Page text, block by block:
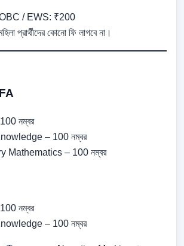
/ EWS: ₹200
প্রার্থীদের কোনো ফি লাগবে না।
নম্বর
– 100 নম্বর
Mathematics – 100 নম্বর
নম্বর
– 100 নম্বর